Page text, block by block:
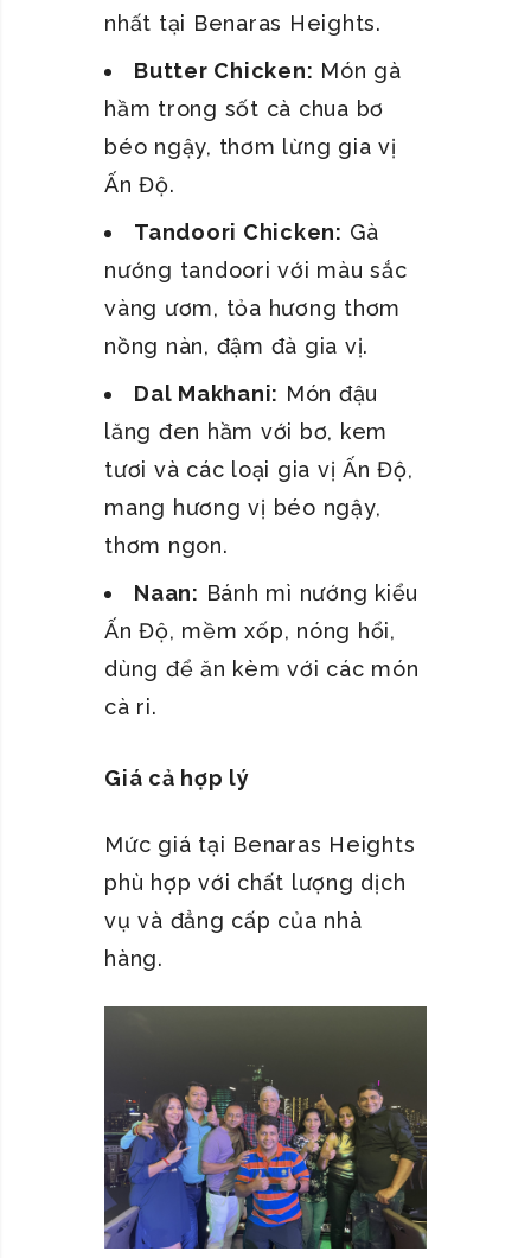
nhất tại Benaras Heights.
Butter Chicken: Món gà
hầm trong sốt cà chua bơ
béo ngậy, thơm lừng gia vị
Ấn Độ.
Tandoori Chicken: Gà
nướng tandoori với màu sắc
vàng ươm, tỏa hương thơm
nồng nàn, đậm đà gia vị.
Dal Makhani: Món đậu
lăng đen hầm với bơ, kem
tươi và các loại gia vị Ấn Độ,
mang hương vị béo ngậy,
thơm ngon.
Naan: Bánh mì nướng kiểu
Ấn Độ, mềm xốp, nóng hổi,
dùng để ăn kèm với các món
cà ri.
Giá cả hợp lý
Mức giá tại Benaras Heights
phù hợp với chất lượng dịch
vụ và đẳng cấp của nhà
hàng.